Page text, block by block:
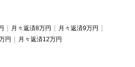
月々返済8万円
月々返済9万円
円 月々返済12万円